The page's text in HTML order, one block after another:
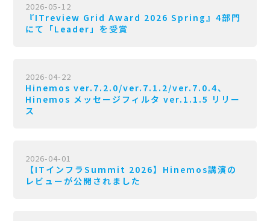
2026-05-12
『ITreview Grid Award 2026 Spring』4部門
にて「Leader」を受賞
2026-04-22
Hinemos ver.7.2.0/ver.7.1.2/ver.7.0.4、
Hinemos メッセージフィルタ ver.1.1.5 リリー
ス
2026-04-01
【ITインフラSummit 2026】Hinemos講演の
レビューが公開されました